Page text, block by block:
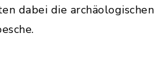
dabei die archäologischen